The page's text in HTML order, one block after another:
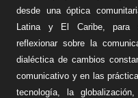
desde una óptica
Latina y El Caribe, para
reflexionar sobre la
dialéctica de cambios
comunicativo y en las
tecnología, la